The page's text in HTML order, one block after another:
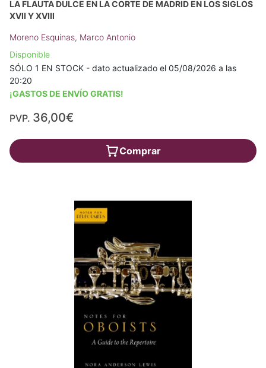
LA FLAUTA DULCE EN LA CORTE DE MADRID EN LOS SIGLOS
XVII Y XVIII
Moreno Esquinas, Marco Antonio
Disponible
SÓLO 1 EN STOCK - dato actualizado el 05/08/2026 a las
20:20
¡GASTOS DE ENVÍO GRATIS!
PVP. 36,00€
Comprar